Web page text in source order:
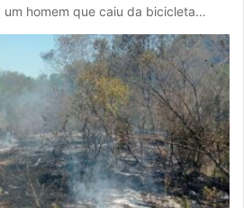
homem que caiu da bicicleta…